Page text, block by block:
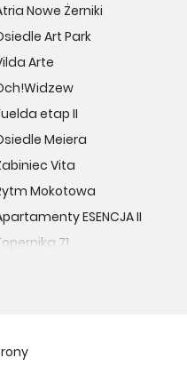
Nowe Żerniki
Art Park
Arte
etap II
Meiera
Vita
Mokotowa
ESENCJA II
71
Park